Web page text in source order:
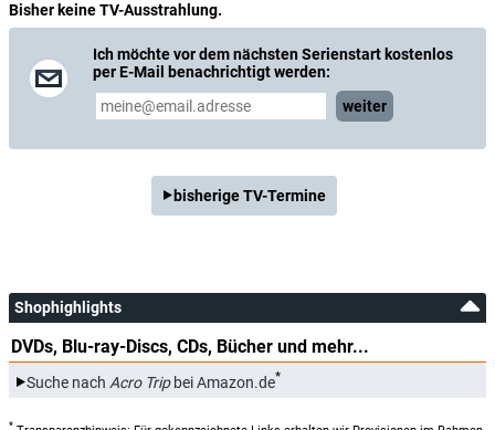
Bisher keine TV-Ausstrahlung.
Ich möchte vor dem nächsten Serienstart kostenlos
per E-Mail benachrichtigt werden:
weiter
bisherige TV-Termine
Shophighlights
DVDs, Blu-ray-Discs, CDs, Bücher und mehr...
Suche nach Acro Tripbei Amazon.de*
*